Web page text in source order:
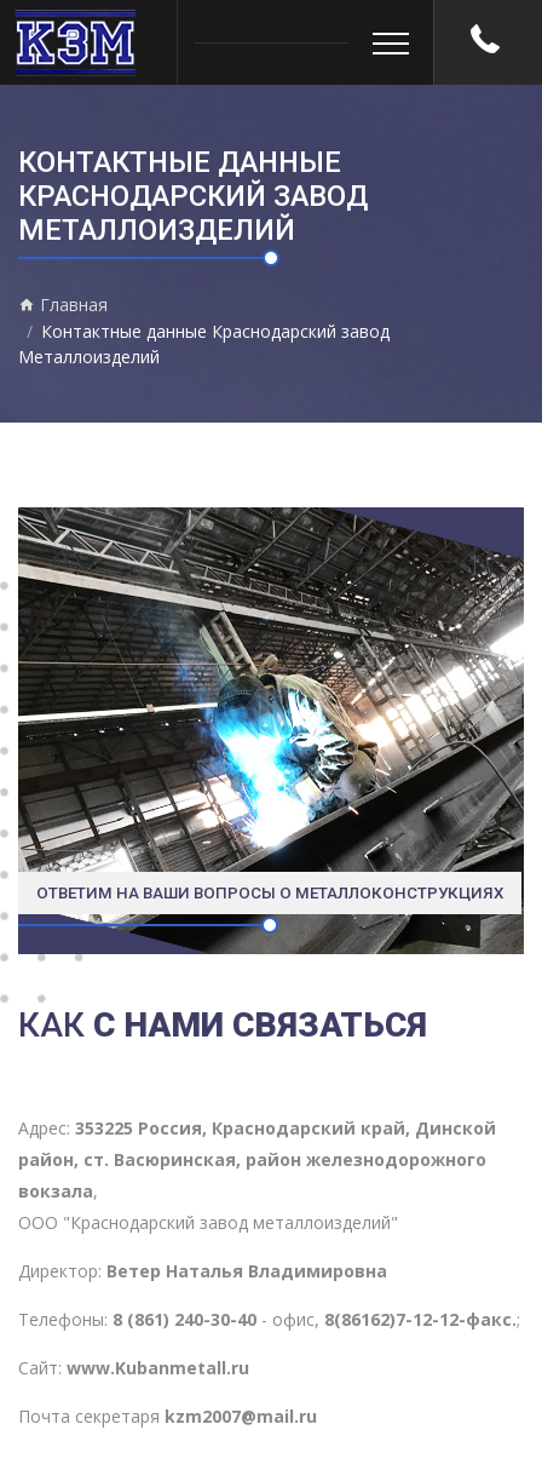
КОНТАКТНЫЕ ДАННЫЕ
КРАСНОДАРСКИЙ ЗАВОД
МЕТАЛЛОИЗДЕЛИЙ
Главная
Контактные данные Краснодарский завод
Металлоизделий
ОТВЕТИМ НА ВАШИ ВОПРОСЫ О МЕТАЛЛОКОНСТРУКЦИЯХ
КАК С НАМИ СВЯЗАТЬСЯ
Адрес: 353225 Россия, Краснодарский край, Динской
район, ст. Васюринская, район железнодорожного
вокзала,
ООО "Краснодарский завод металлоизделий"
Директор: Ветер Наталья Владимировна
Телефоны: 8 (861) 240-30-40 - офис, 8(86162)7-12-12-факс.;
Сайт: www.Kubanmetall.ru
Почта секретаря kzm2007@mail.ru